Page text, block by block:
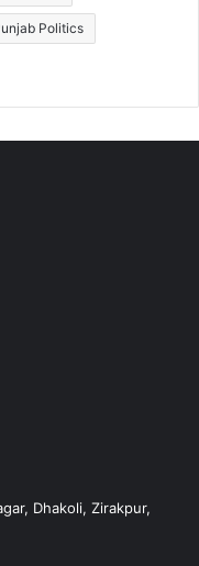
Politics
Dhakoli, Zirakpur,